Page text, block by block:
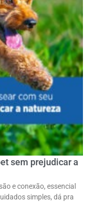
sem prejudicar a
e conexão, essencial
simples, dá pra